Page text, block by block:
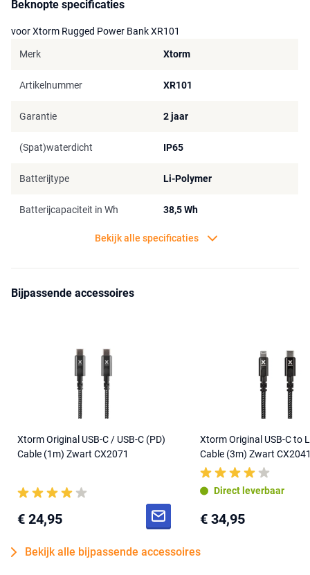
spatwaterdichte behuizing (IP65), waarbij de USB-(C) ports
onderkant openklappen, om je apparaat via de powerbank op te
laden. Met zijn lichte gewicht van ongeveer 295 gram en kleine
SolarBooster van Xtorm gemakkelijk mee te nemen.
Beknopte specificaties
voor Xtorm Rugged Power Bank XR101
Merk Xtorm
Artikelnummer XR101
Garantie 2 jaar
(Spat)waterdicht IP65
Batterijtype Li-Polymer
Batterijcapaciteit in Wh 38,5 Wh
Bekijk alle specificaties
Bijpassende accessoires
Xtorm Original USB-C / USB-C (PD)
Cable (1m) Zwart CX2071
€ 24,95
Xtorm Original USB-C to
Cable (3m) Zwart
Direct leverbaar
€ 34,95
Bekijk alle bijpassende accessoires